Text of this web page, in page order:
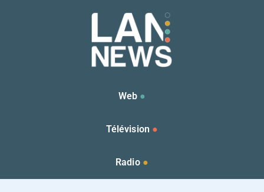
Web ●
Télévision ●
Radio ●